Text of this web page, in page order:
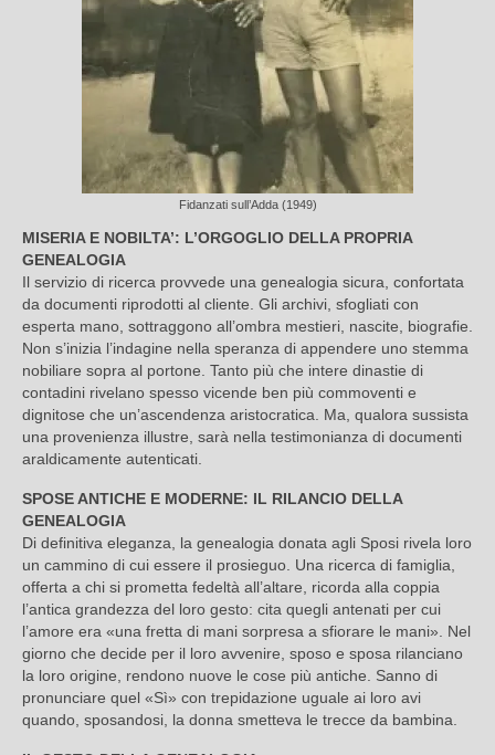
Fidanzati sull’Adda (1949)
MISERIA E NOBILTA’: L’ORGOGLIO DELLA PROPRIA
GENEALOGIA
Il servizio di ricerca provvede una genealogia sicura, confortata
da documenti riprodotti al cliente. Gli archivi, sfogliati con
esperta mano, sottraggono all’ombra mestieri, nascite, biografie.
Non s’inizia l’indagine nella speranza di appendere uno stemma
nobiliare sopra al portone. Tanto più che intere dinastie di
contadini rivelano spesso vicende ben più commoventi e
dignitose che un’ascendenza aristocratica. Ma, qualora sussista
una provenienza illustre, sarà nella testimonianza di documenti
araldicamente autenticati.
SPOSE ANTICHE E MODERNE: IL RILANCIO DELLA
GENEALOGIA
Di definitiva eleganza, la genealogia donata agli Sposi rivela loro
un cammino di cui essere il prosieguo. Una ricerca di famiglia,
offerta a chi si prometta fedeltà all’altare, ricorda alla coppia
l’antica grandezza del loro gesto: cita quegli antenati per cui
l’amore era «una fretta di mani sorpresa a sfiorare le mani». Nel
giorno che decide per il loro avvenire, sposo e sposa rilanciano
la loro origine, rendono nuove le cose più antiche. Sanno di
pronunciare quel «Sì» con trepidazione uguale ai loro avi
quando, sposandosi, la donna smetteva le trecce da bambina.